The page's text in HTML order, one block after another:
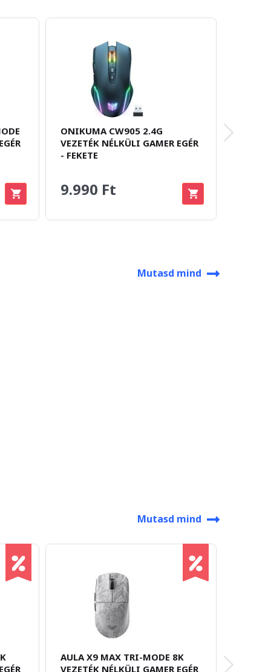
ONIKUMA CW905 2.4G
VEZETÉK NÉLKÜLI GAMER EGÉR
- FEKETE
9.990 Ft
Mutasd mind
Mutasd mind
AULA X9 MAX TRI-MODE 8K
VEZETÉK NÉLKÜLI GAMER EGÉR